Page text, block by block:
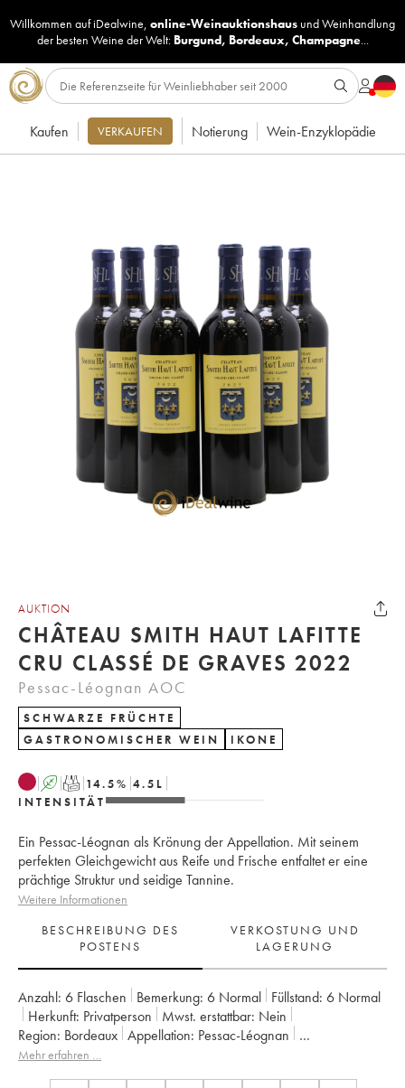
Willkommen auf iDealwine, online-Weinauktionshaus undWeinhandlung
der besten Weine der Welt: Burgund, Bordeaux, Champagne...
Kaufen VERKAUFEN Notierung Wein-Enzyklopädie
AUKTION
CHÂTEAU SMITH HAUT LAFITTE
CRU CLASSÉ DE GRAVES 2022
Pessac-Léognan AOC
SCHWARZE FRÜCHTE
GASTRONOMISCHER WEIN
IKONE
A T 14.5% 4.5 L
INTENSITÄT
Ein Pessac-Léognan als Krönung der Appellation. Mit seinem
perfekten Gleichgewicht aus Reife und Frische entfaltet er eine
prächtige Struktur und seidige Tannine.
Weitere Informationen
BESCHREIBUNG DES
POSTENS
VERKOSTUNG UND
LAGERUNG
Anzahl: 6 Flaschen Bemerkung: 6 Normal Füllstand: 6 Normal
Herkunft:
privatperson Mwst. erstattbar:
nein
Region:
Bordeaux Appellation: Pessac-Léognan
Klassifizierung:
Mehr erfahren …